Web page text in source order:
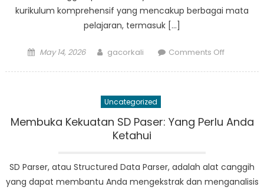
kurikulum komprehensif yang mencakup berbagai mata
pelajaran, termasuk […]
Posted
May 14, 2026 Author
gacorkali Comments Offon
dalam
Uncategorized
Membuka Kekuatan SD Paser: Yang Perlu Anda
Ketahui
SD Parser, atau Structured Data Parser, adalah alat canggih
yang dapat membantu Anda mengekstrak dan menganalisis